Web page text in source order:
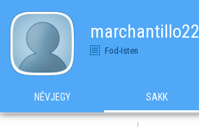
marchantillo22
Fod-Isten
NÉVJEGY SAKK